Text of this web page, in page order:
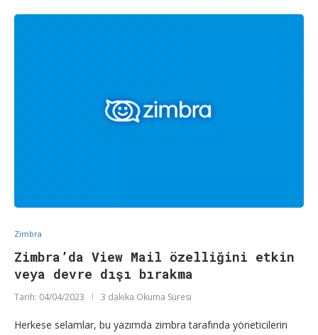
Zimbra
Zimbra’da View Mail özelliğini etkin
veya devre dışı bırakma
Tarih: 04/04/2023 3 dakika Okuma Süresi
Herkese selamlar, bu yazımda zimbra tarafında yöneticilerin